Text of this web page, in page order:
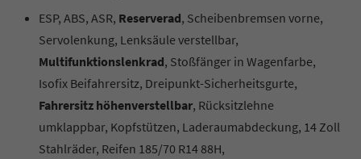
ESP, ABS, ASR, Reserverad, Scheibenbremsen vorne,
Servolenkung, Lenksäule verstellbar,
Multifunktionslenkrad, Stoßfänger in Wagenfarbe,
Isofix Beifahrersitz, Dreipunkt-Sicherheitsgurte,
Fahrersitz höhenverstellbar, Rücksitzlehne
umklappbar, Kopfstützen, Laderaumabdeckung, 14 Zoll
Stahlräder, Reifen 185/70 R14 88H,